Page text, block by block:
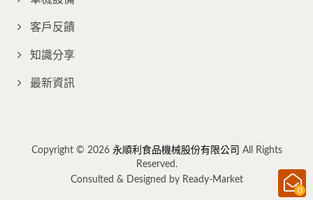
0
客戶反饋
知識分享
最新資訊
Copyright © 2026 永順利食品機械股份有限公司 All Rights
Reserved.
Consulted & Designed by Ready-Market